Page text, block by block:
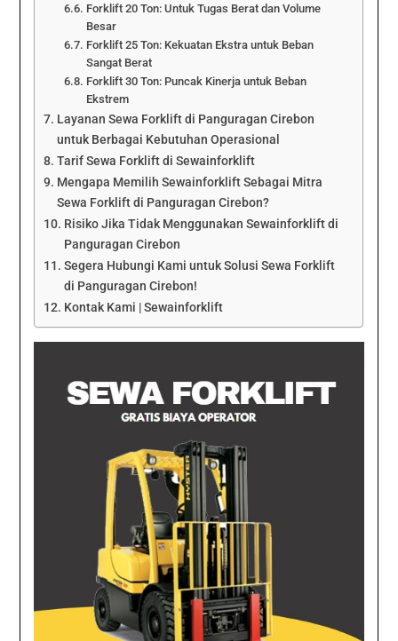
Forklift 20 Ton: Untuk Tugas Berat dan Volume
Besar
Forklift 25 Ton: Kekuatan Ekstra untuk Beban
Sangat Berat
Forklift 30 Ton: Puncak Kinerja untuk Beban
Ekstrem
Layanan Sewa Forklift di Panguragan Cirebon
untuk Berbagai Kebutuhan Operasional
Tarif Sewa Forklift di Sewainforklift
Mengapa Memilih Sewainforklift Sebagai Mitra
Sewa Forklift di Panguragan Cirebon?
Risiko Jika Tidak Menggunakan Sewainforklift di
Panguragan Cirebon
Segera Hubungi Kami untuk Solusi Sewa Forklift
di Panguragan Cirebon!
Kontak Kami | Sewainforklift